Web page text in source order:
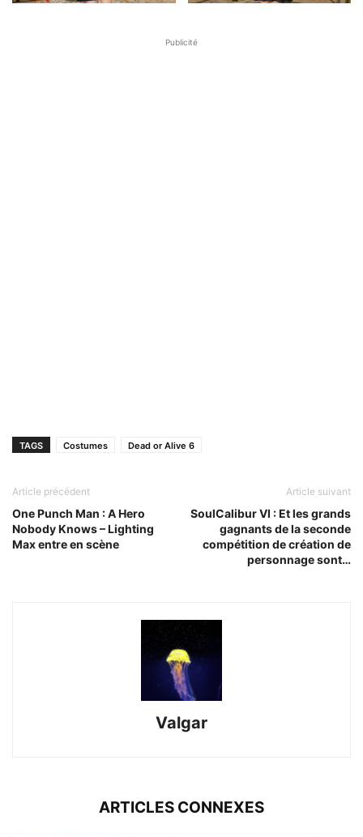
Publicité
TAGS Costumes Dead or Alive 6
Article précédent
One Punch Man : A Hero
Nobody Knows – Lighting
Max entre en scène
Article suivant
SoulCalibur VI : Et les grands
gagnants de la seconde
compétition de création de
personnage sont…
Valgar
ARTICLES CONNEXES